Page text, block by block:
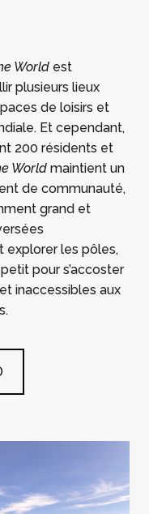
World est
plusieurs lieux
de loisirs et
Et cependant,
200 résidents et
World maintient un
de communauté,
grand et
explorer les pôles,
pour s’accoster
inaccessibles aux